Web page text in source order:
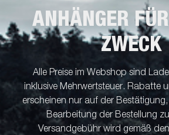
ANHÄNGER
ZWECK
Alle Preise im Webshop sind
inklusive Mehrwertsteuer. Rabatte
erscheinen nur auf der
Bearbeitung der Bestellung
Versandgebühr wird gemäß